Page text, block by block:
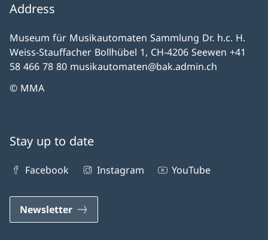
Address
Museum für Musikautomaten Sammlung Dr. h.c. H.
Weiss-Stauffacher Bollhübel 1, CH-4206 Seewen +41
58 466 78 80 musikautomaten@bak.admin.ch
© MMA
Stay up to date
Facebook Instagram YouTube
Newsletter